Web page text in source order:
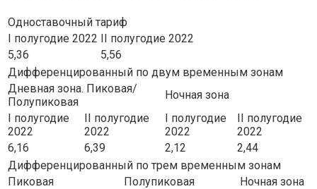
Одноставочный тариф
I полугодие 2022 II полугодие 2022
5,36
5,56
Дифференцированный по двум временным зонам
Дневная зона. Пиковая/
Полупиковая
Ночная зона
I полугодие
2022
II полугодие
2022
I полугодие
2022
II полугодие
2022
6,16
6,39 2,12
2,44
Дифференцированный по трем временным зонам
Пиковая
Полупиковая
Ночная зона